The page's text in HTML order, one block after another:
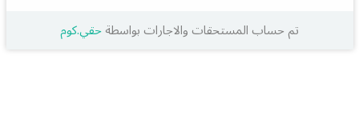
تم حساب المستحقات والاجارات بواسطةحقي.كوم